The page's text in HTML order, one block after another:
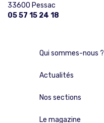
33600 Pessac
05 57 15 24 18
Qui sommes-nous ?
Actualités
Nos sections
Le magazine